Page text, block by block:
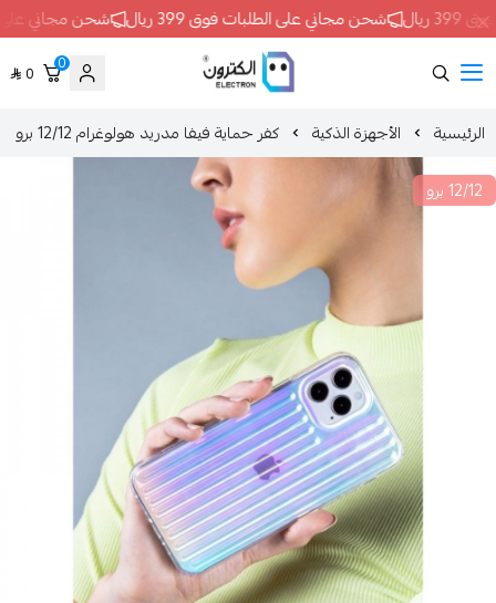
شحن مجاني على الطلبات فوق 399 ريال شحن مجاني على الطلبات فوق 399 ريال
الأجهزة الذكية كفر حماية فيفا مدريد هولوغرام 12/12 برو